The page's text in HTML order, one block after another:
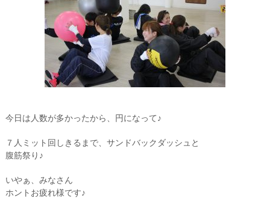
今日は人数が多かったから、円になって♪
７人ミット回しきるまで、サンドバックダッシュと
腹筋祭り♪
いやぁ、みなさん
ホントお疲れ様です♪